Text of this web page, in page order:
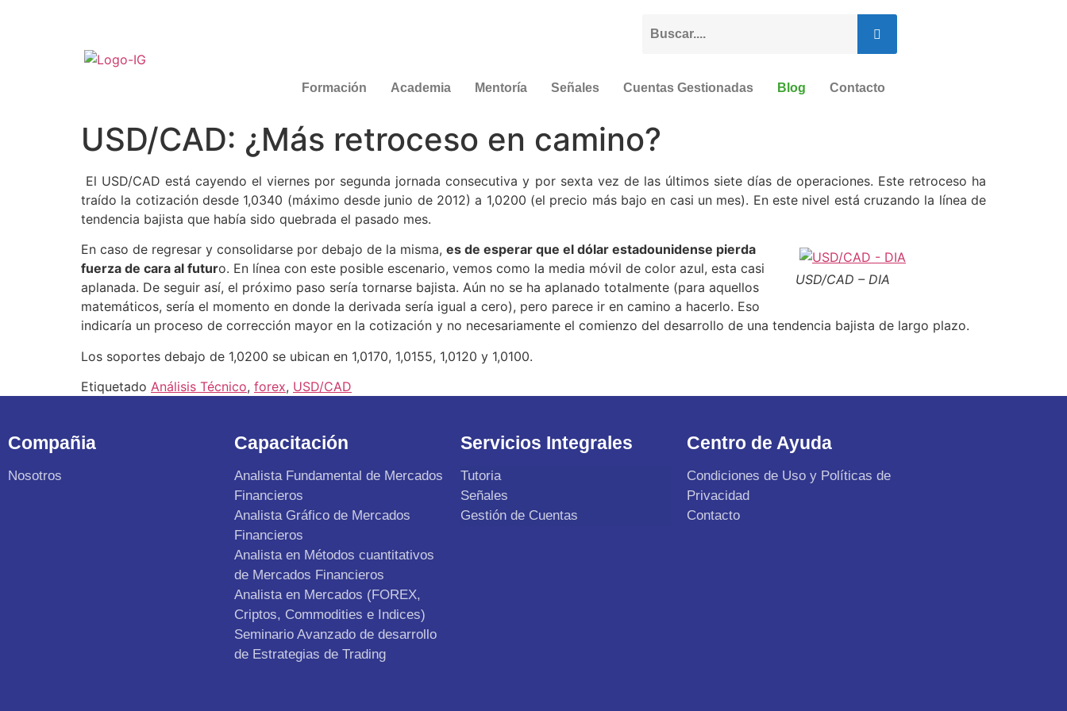
Formación Academia Mentoría Señales Cuentas Gestionadas Blog Contacto
USD/CAD: ¿Más retroceso en camino?
El USD/CAD está cayendo el viernes por segunda jornada consecutiva y por sexta vez de las últimos siete días de operaciones. Este retroceso ha
traído la cotización desde 1,0340 (máximo desde junio de 2012) a 1,0200 (el precio más bajo en casi un mes). En este nivel está cruzando la línea de
tendencia bajista que había sido quebrada el pasado mes.
USD/CAD – DIA
En caso de regresar y consolidarse por debajo de la misma, es de esperar que el dólar estadounidense pierda
fuerza de cara al futuro. En línea con este posible escenario, vemos como la media móvil de color azul, esta casi
aplanada. De seguir así, el próximo paso sería tornarse bajista. Aún no se ha aplanado totalmente (para aquellos
matemáticos, sería el momento en donde la derivada sería igual a cero), pero parece ir en camino a hacerlo. Eso
indicaría un proceso de corrección mayor en la cotización y no necesariamente el comienzo del desarrollo de una tendencia bajista de largo plazo.
Los soportes debajo de 1,0200 se ubican en 1,0170, 1,0155, 1,0120 y 1,0100.
Etiquetado Análisis Técnico, forex, USD/CAD
Compañia
Nosotros
Capacitación
Analista Fundamental de Mercados
Financieros
Analista Gráfico de Mercados
Financieros
Analista en Métodos cuantitativos
de Mercados Financieros
Analista en Mercados (FOREX,
Criptos, Commodities e Indices)
Seminario Avanzado de desarrollo
de Estrategias de Trading
Servicios Integrales
Tutoria
Señales
Gestión de Cuentas
Centro de Ayuda
Condiciones de Uso y Políticas de
Privacidad
Contacto